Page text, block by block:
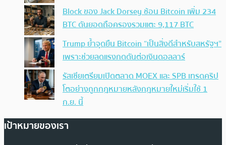
Block ของ Jack Dorsey ช้อน Bitcoin เพิ่ม 234
BTC ดันยอดถือครองรวมแตะ 9,117 BTC
Trump ย้ำจุดยืน Bitcoin “เป็นสิ่งดีสำหรับสหรัฐฯ”
เพราะช่วยลดแรงกดดันต่อเงินดอลลาร์
รัสเซียเตรียมเปิดตลาด MOEX และ SPB เทรดคริป
โตอย่างถูกกฎหมายหลังกฎหมายใหม่เริ่มใช้ 1
ก.ย. นี้
เป้าหมายของเรา